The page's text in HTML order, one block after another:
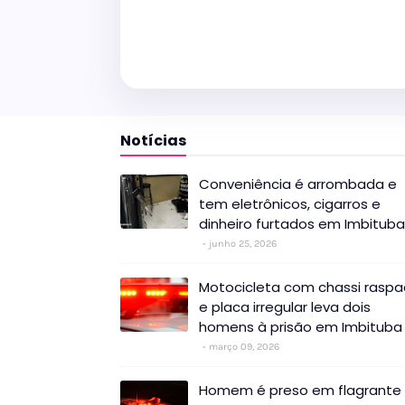
Notícias
Conveniência é arrombada e
tem eletrônicos, cigarros e
dinheiro furtados em Imbituba
junho 25, 2026
Motocicleta com chassi
e placa irregular leva dois
homens à prisão em Imbituba
março 09, 2026
Homem é preso em flagrante